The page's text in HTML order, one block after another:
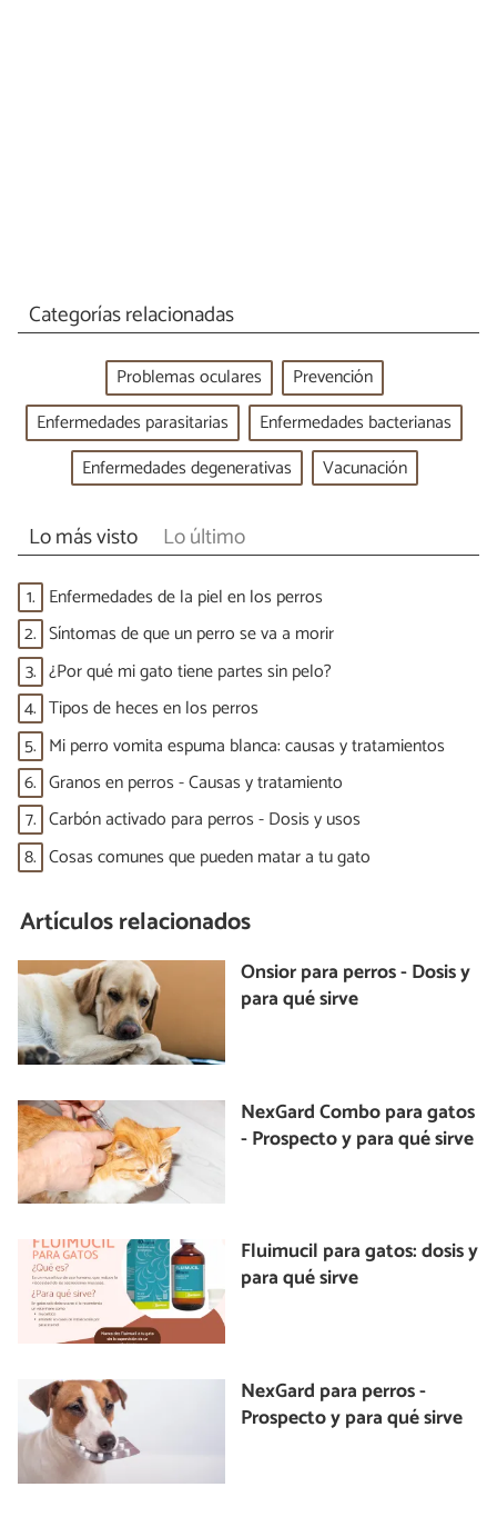
Categorías relacionadas
Problemas oculares
Prevención
Enfermedades parasitarias
Enfermedades bacterianas
Enfermedades degenerativas
Vacunación
Lo más visto Lo último
1. Enfermedades de la piel en los perros
2. Síntomas de que un perro se va a morir
3. ¿Por qué mi gato tiene partes sin pelo?
4. Tipos de heces en los perros
5. Mi perro vomita espuma blanca: causas y tratamientos
6. Granos en perros - Causas y tratamiento
7. Carbón activado para perros - Dosis y usos
8. Cosas comunes que pueden matar a tu gato
Artículos relacionados
Onsior para perros - Dosis y
para qué sirve
NexGard Combo para gatos
- Prospecto y para qué sirve
Fluimucil para gatos: dosis y
para qué sirve
NexGard para perros -
Prospecto y para qué sirve